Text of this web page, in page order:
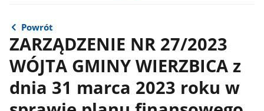
Powrót
ZARZĄDZENIE NR 27/2023
WÓJTA GMINY WIERZBICA z
dnia 31 marca 2023 roku w